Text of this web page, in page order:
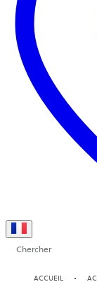
Chercher
ACCUEIL